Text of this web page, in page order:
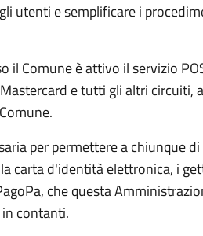
utenti e semplificare i
il Comune è attivo il servizio
e tutti gli altri
per permettere a chiunque
carta d'identità elettronica, i
che questa
contanti.